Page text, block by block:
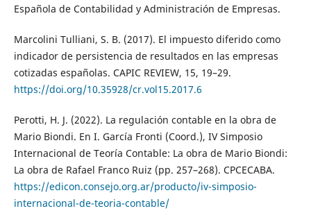
Española de Contabilidad y Administración de Empresas.
Marcolini Tulliani, S. B. (2017). El impuesto diferido como
indicador de persistencia de resultados en las empresas
cotizadas españolas. CAPIC REVIEW, 15, 19–29.
https://doi.org/10.35928/cr.vol15.2017.6
Perotti, H. J. (2022). La regulación contable en la obra de
Mario Biondi. En I. García Fronti (Coord.), IV Simposio
Internacional de Teoría Contable: La obra de Mario Biondi:
La obra de Rafael Franco Ruiz (pp. 257–268). CPCECABA.
https://edicon.consejo.org.ar/producto/iv-simposio-
internacional-de-teoria-contable/